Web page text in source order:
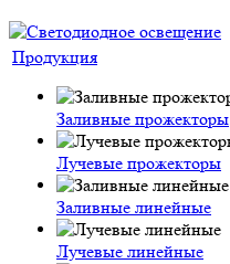
Продукция
Заливные прожекторы
Лучевые прожекторы
Заливные линейные
Лучевые линейные